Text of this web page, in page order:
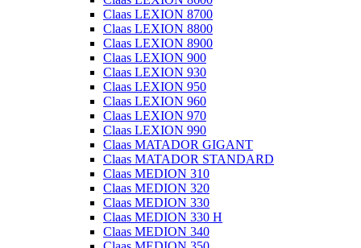
Claas LEXION 8700
Claas LEXION 8800
Claas LEXION 8900
Claas LEXION 900
Claas LEXION 930
Claas LEXION 950
Claas LEXION 960
Claas LEXION 970
Claas LEXION 990
Claas MATADOR GIGANT
Claas MATADOR STANDARD
Claas MEDION 310
Claas MEDION 320
Claas MEDION 330
Claas MEDION 330 H
Claas MEDION 340